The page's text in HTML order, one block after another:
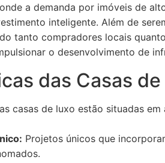
a demanda por imóveis de
inteligente. Além de
tanto compradores locais
o desenvolvimento de
das Casas de
casas de luxo estão situadas
Projetos únicos que